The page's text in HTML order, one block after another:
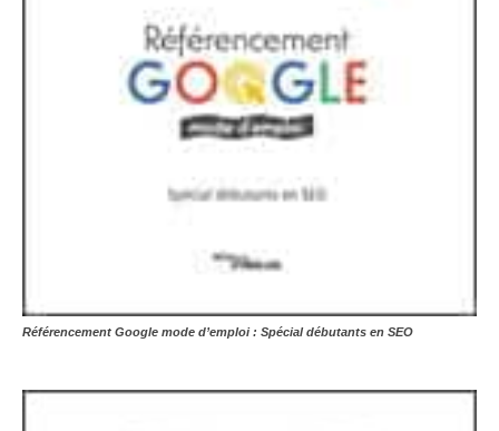
Référencement Google mode d’emploi : Spécial débutants en SEO